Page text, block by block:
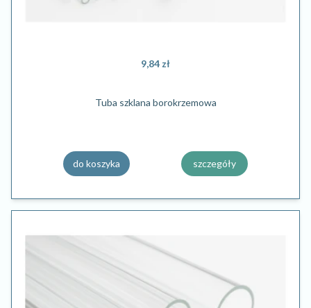
9,84 zł
Tuba szklana borokrzemowa
do koszyka szczegóły